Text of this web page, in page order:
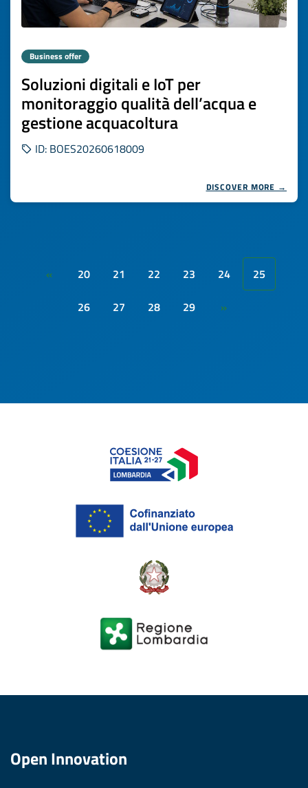
Business offer
Soluzioni digitali e IoT per
monitoraggio qualità dell’acqua e
gestione acquacoltura
ID: BOES20260618009
DISCOVER MORE →
« 20 21 22 23 24
25
26
27 28 29 »
Open Innovation